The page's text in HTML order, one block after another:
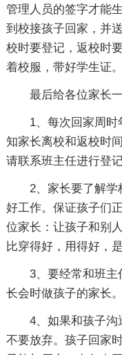
管理人员的签字才能
到校接孩子回家，并
校时要登记，返校时
着校服，带好学生证。
最后给各位家长
1、每次回家周
知家长离校和返校时
请联系班主任进行登记
2、家长要了解学
好工作。保证孩子们
位家长：让孩子和别
比穿得好，用得好，
3、要经常和班主
长会时做孩子的家长。
4、如果和孩子
不要放弃。孩子回家